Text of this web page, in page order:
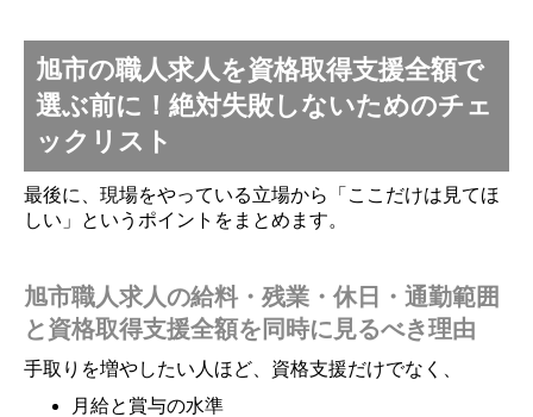
旭市の職人求人を資格取得支援全額で
選ぶ前に！絶対失敗しないためのチェ
ックリスト
最後に、現場をやっている立場から「ここだけは見てほ
しい」というポイントをまとめます。
旭市職人求人の給料・残業・休日・通勤範囲
と資格取得支援全額を同時に見るべき理由
手取りを増やしたい人ほど、資格支援だけでなく、
月給と賞与の水準